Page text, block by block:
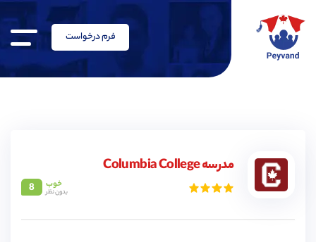
فرم درخواست
مدرسه Columbia College
خوب
بدون نظر 8